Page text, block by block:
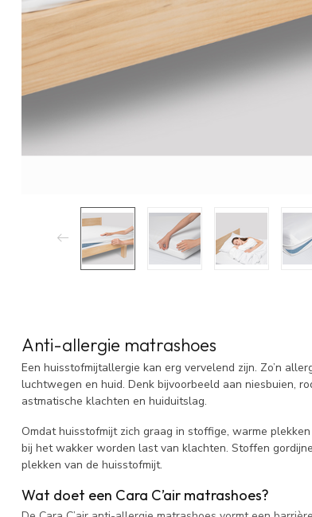
Anti-allergie matrashoes
Een huisstofmijtallergie kan erg vervelend zijn. Zo’n
luchtwegen en huid. Denk bijvoorbeeld aan niesbuien,
astmatische klachten en huiduitslag.
Omdat huisstofmijt zich graag in stoffige, warme
bij het wakker worden last van klachten. Stoffen
plekken van de huisstofmijt.
Wat doet een Cara C’air matrashoes?